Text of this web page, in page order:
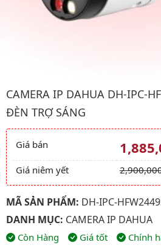
CAMERA IP DAHUA DH-IPC-
ĐÈN TRỢ SÁNG
Giá và khuyến
Giá bán
Giá niêm yết
MÃ SẢN PHẨM: DH-IPC-
DANH MỤC: CAMERA IP DAHUA
Còn Hàng Giá tốt Chính